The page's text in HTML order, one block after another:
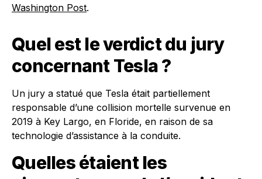
Washington Post.
Quel est le verdict du jury
concernant Tesla ?
Un jury a statué que Tesla était partiellement
responsable d’une collision mortelle survenue en
2019 à Key Largo, en Floride, en raison de sa
technologie d’assistance à la conduite.
Quelles étaient les